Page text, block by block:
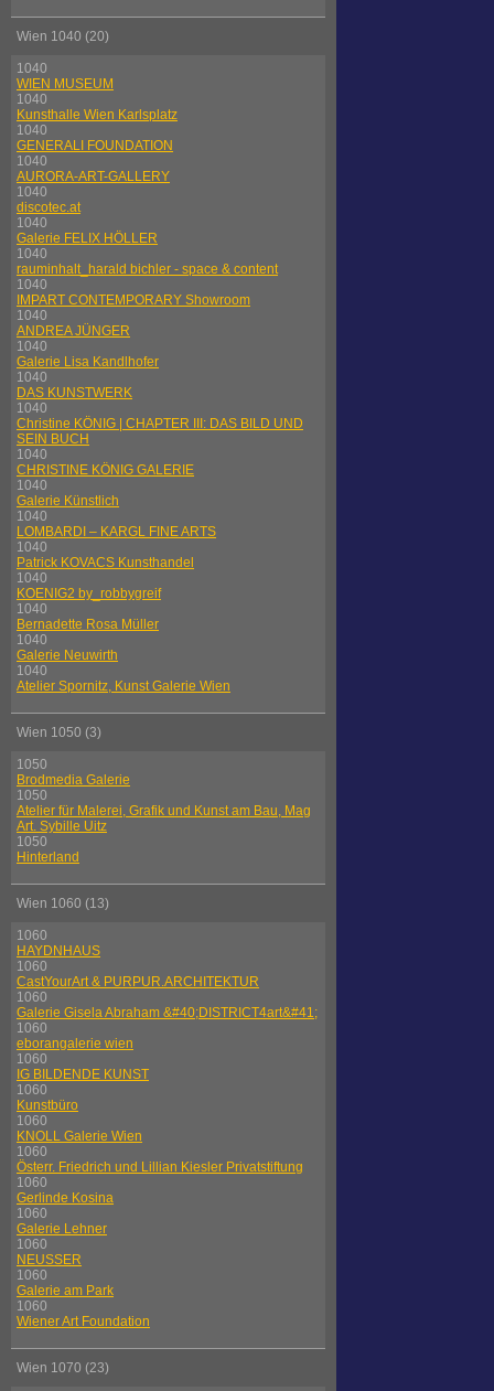
Wien 1040 (20)
1040
WIEN MUSEUM
1040
Kunsthalle Wien Karlsplatz
1040
GENERALI FOUNDATION
1040
AURORA-ART-GALLERY
1040
discotec.at
1040
Galerie FELIX HÖLLER
1040
rauminhalt_harald bichler - space & content
1040
IMPART CONTEMPORARY Showroom
1040
ANDREA JÜNGER
1040
Galerie Lisa Kandlhofer
1040
DAS KUNSTWERK
1040
Christine KÖNIG | CHAPTER III: DAS BILD UND
SEIN BUCH
1040
CHRISTINE KÖNIG GALERIE
1040
Galerie Künstlich
1040
LOMBARDI – KARGL FINE ARTS
1040
Patrick KOVACS Kunsthandel
1040
KOENIG2 by_robbygreif
1040
Bernadette Rosa Müller
1040
Galerie Neuwirth
1040
Atelier Spornitz, Kunst Galerie Wien
Wien 1050 (3)
1050
Brodmedia Galerie
1050
Atelier für Malerei, Grafik und Kunst am Bau, Mag
Art. Sybille Uitz
1050
Hinterland
Wien 1060 (13)
1060
HAYDNHAUS
1060
CastYourArt & PURPUR.ARCHITEKTUR
1060
Galerie Gisela Abraham &#40;DISTRICT4art&#41;
1060
eborangalerie wien
1060
IG BILDENDE KUNST
1060
Kunstbüro
1060
KNOLL Galerie Wien
1060
Österr. Friedrich und Lillian Kiesler Privatstiftung
1060
Gerlinde Kosina
1060
Galerie Lehner
1060
NEUSSER
1060
Galerie am Park
1060
Wiener Art Foundation
Wien 1070 (23)